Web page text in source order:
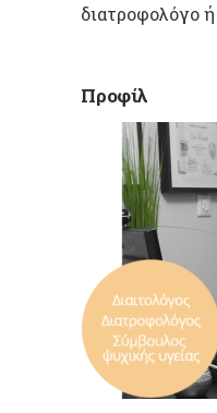
διατροφολόγο
Προφίλ